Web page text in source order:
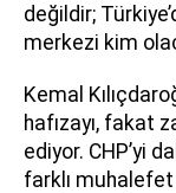
değildir;
merkezi kim
Kemal
hafızayı, fakat
ediyor. CHP’yi
farklı